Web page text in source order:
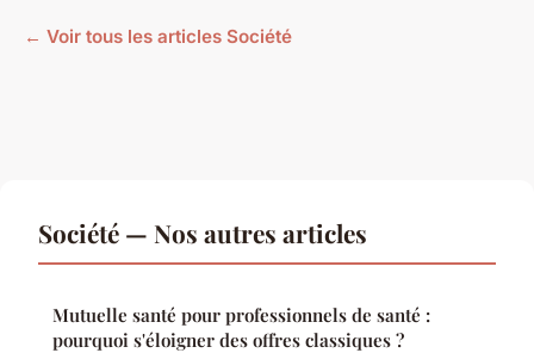
← Voir tous les articles Société
Société — Nos autres articles
Mutuelle santé pour professionnels de santé :
pourquoi s'éloigner des offres classiques ?